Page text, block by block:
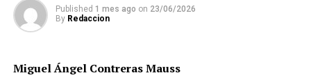
arreglos necesarios e informen a las y los trabajadores
usuarios.
RELATED TOPICS:
Published 1 mes ago on 23/06/2026
By Redaccion
Miguel Ángel Contreras Mauss